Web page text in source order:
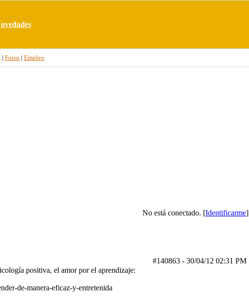
| Foros | Empleo
No está conectado. [Identificarme]
#140863 - 30/04/12 02:31 PM
positiva, el amor por el aprendizaje:
de-manera-eficaz-y-entretenida